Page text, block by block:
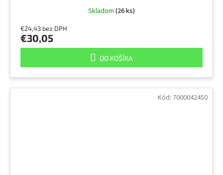
Skladom (26 ks)
€24,43 bez DPH
€30,05
DO KOŠÍKA
Kód: 7000042450